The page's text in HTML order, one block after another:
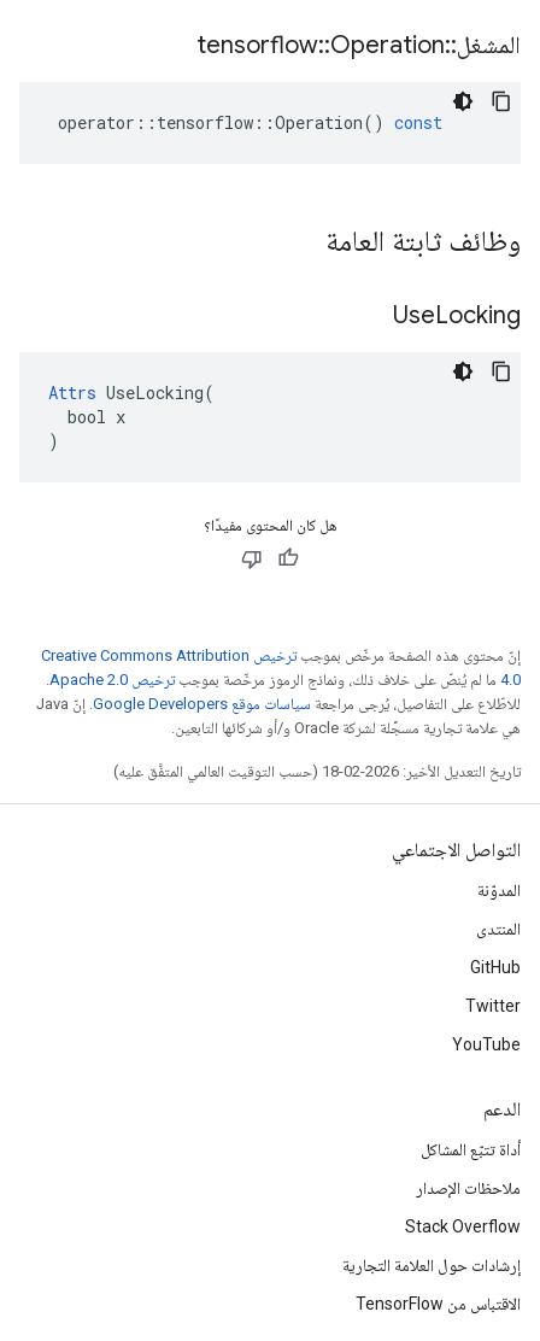
المشغل::
tensorflow::Operation
operator :: tensorflow ::Operation() const
وظائف ثابتة العامة
UseLocking
Attrs UseLocking(
  bool x
)
هل كان المحتوى مفيدًا؟
إنّ محتوى هذه الصفحة مرخّص بموجب
ترخيص Creative Commons Attribution
4.0‏ ما لم يُنصّ على خلاف ذلك، ونماذج الرموز مرخّصة بموجبترخيص Apache 2.0‏
.
للاطّلاع على التفاصيل، يُرجى مراجعة سياسات موقع Google Developers‏
. إنّ Java
هي علامة تجارية مسجَّلة لشركة Oracle و/أو شركائها التابعين.
تاريخ التعديل الأخير: 2026-02-18 (حسب التوقيت العالمي المتفَّق عليه)
التواصل الاجتماعي
المدوّنة
المنتدى
GitHub
Twitter
YouTube
الدعم
أداة تتبّع المشاكل
ملاحظات الإصدار
Stack Overflow
إرشادات حول العلامة التجارية
الاقتباس من TensorFlow